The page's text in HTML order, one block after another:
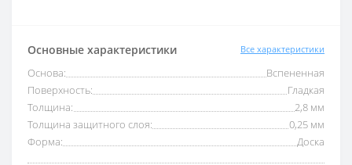
Основные характеристики Все характеристики
Основа:
Вспененная
Поверхность:
Гладкая
Толщина:
2,8 мм
Толщина защитного слоя:
0,25 мм
Форма:
Доска